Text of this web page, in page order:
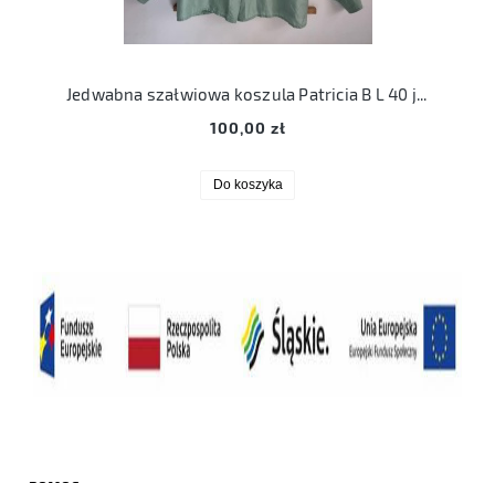
Jedwabna szałwiowa koszula Patricia B L 40 jedwab
100,00 zł
Do koszyka